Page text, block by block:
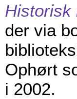
Historisk
der via
Ophørt
i 2002.